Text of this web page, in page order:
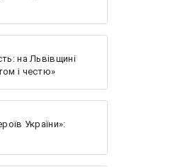
на Львівщині
і честю»
України»: